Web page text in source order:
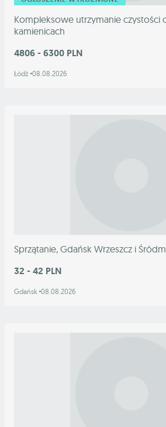
Kompleksowe utrzymanie czystości
kamienicach
4806 - 6300 PLN
Łódź 08.08.2026
Sprzątanie, Gdańsk Wrzeszcz i
32 - 42 PLN
Gdańsk 08.08.2026